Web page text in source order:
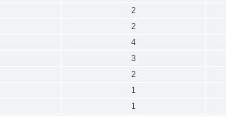
2
2
4
3
2
1
1